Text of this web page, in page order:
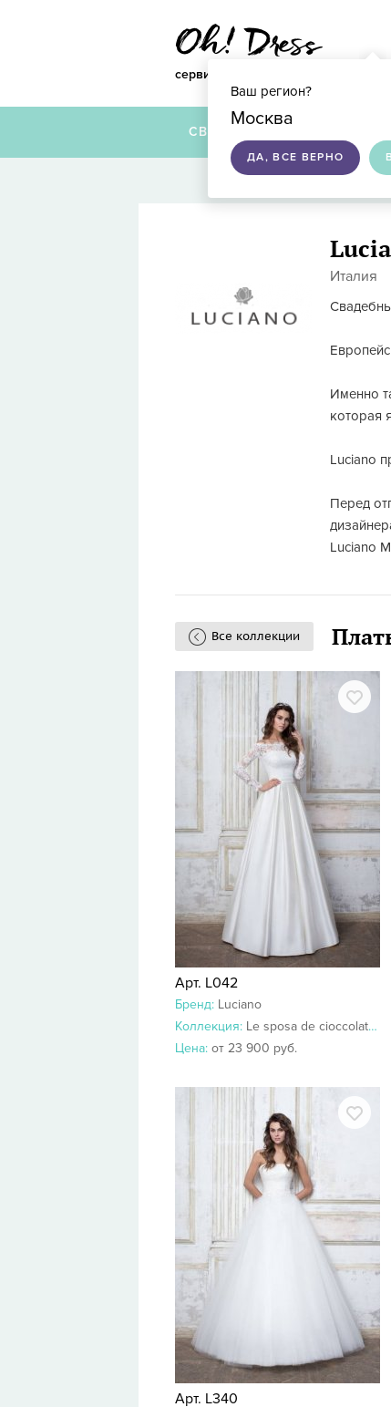
сервис по подбору свадебных
Ваш регион?
Москва
ДА, ВСЕ ВЕРНО
СВАДЕБНЫЕ ПЛАТЬЯ
Италия
Именно
которая
Luciano
Перед
Luciano
Все коллекции
Арт. L042
Бренд: Luciano
Коллекция: Le sposa de cioccolato 2018-2017
Цена: от 23 900 руб.
Арт. L340